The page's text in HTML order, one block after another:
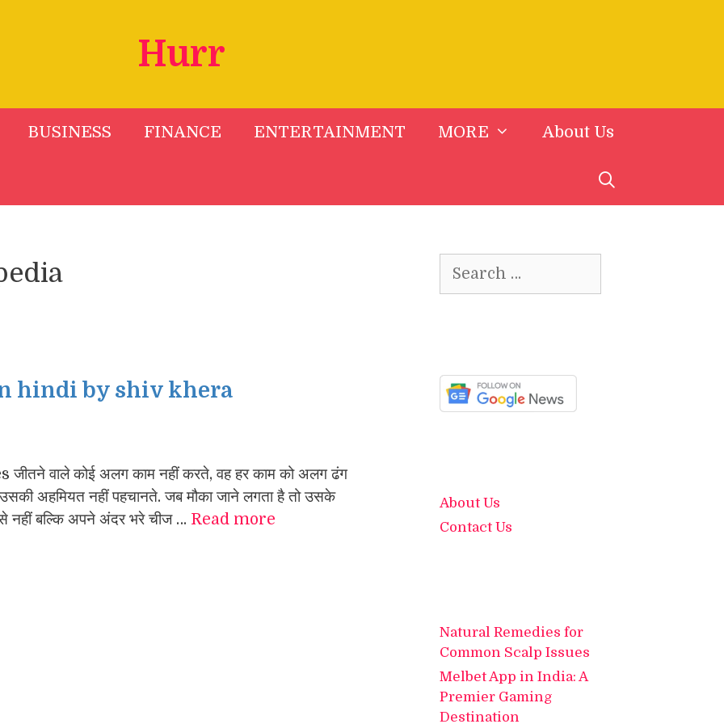
Hurr
BUSINESS FINANCE ENTERTAINMENT MORE About Us
hindi by shiv khera
वाले कोई अलग काम नहीं करते, वह हर काम को अलग ढंग
अहमियत नहीं पहचानते. जब मौका जाने लगता है तो उसके
नहीं बल्कि अपने अंदर भरे चीज … Read more
for:
About Us
Contact Us
Natural Remedies for
Common Scalp Issues
Melbet App in India: A
Premier Gaming
Destination